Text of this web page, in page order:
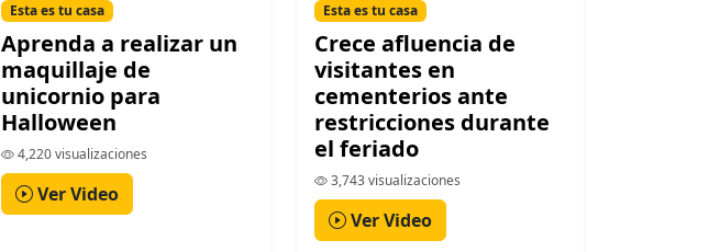
Esta es tu casa
Aprenda a realizar un
maquillaje de
unicornio para
Halloween
4,220 visualizaciones
Ver Video
Esta es tu casa
Crece afluencia de
visitantes en
cementerios ante
restricciones durante
el feriado
3,743 visualizaciones
Ver Video